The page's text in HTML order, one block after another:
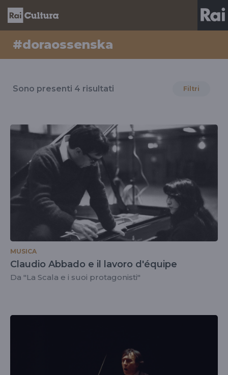
#doraossenska
il
#doraossenska
Sono presenti 4 risultati Filtri
MUSICA
Claudio Abbado e il lavoro d'équipe
Da "La Scala e i suoi protagonisti"